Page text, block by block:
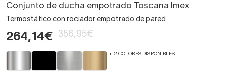
Conjunto de ducha empotrado Toscana Imex
Termostático con rociador empotrado de pared
264,14€ 356,95€
+ 2 COLORES DISPONIBLES